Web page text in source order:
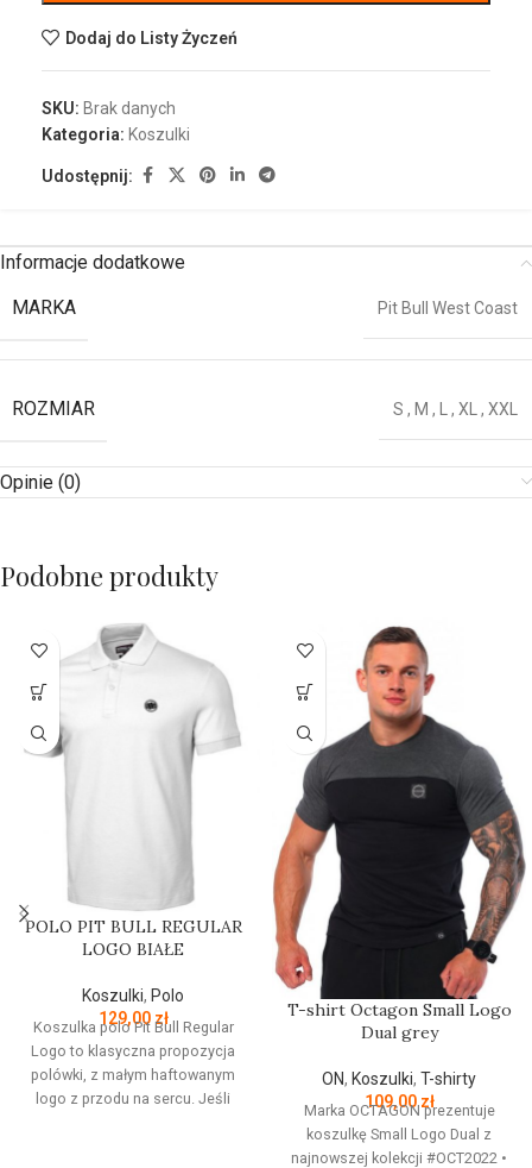
Dodaj do Listy Życzeń
SKU: Brak danych
Kategoria: Koszulki
Udostępnij:
Informacje dodatkowe
MARKA
Pit Bull West Coast
ROZMIAR S , M , L, XL, XXL
Opinie (0)
Podobne produkty
POLO PIT BULL REGULAR
LOGO BIAŁE
Koszulki, Polo
129,00 zł
Koszulka polo Pit Bull Regular
Logo to klasyczna propozycja
polówki, z małym haftowanym
logo z przodu na sercu. Jeśli
T-shirt Octagon Small Logo
Dual grey
ON, Koszulki, T-shirty
109,00zł
Marka OCTAGON prezentuje
koszulkę Small Logo Dual z
najnowszej kolekcji #OCT2022 •